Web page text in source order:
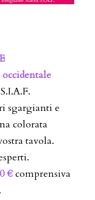
sgargianti e
colorata
tavola.
€comprensiva